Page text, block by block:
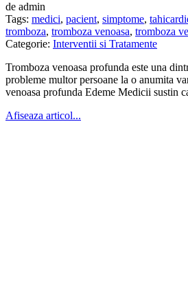
de admin
Tags: medici, pacient, simptome,
tromboza, tromboza venoasa, tromboza
Categorie: Interventii si Tratamente
Tromboza venoasa profunda este una
probleme multor persoane la o anumita
venoasa profunda Edeme Medicii sustin
Afiseaza articol...